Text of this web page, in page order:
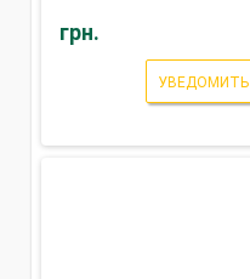
грн.
УВЕДОМИТЬ